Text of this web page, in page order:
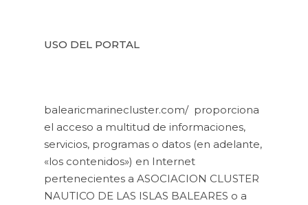
USO DEL PORTAL
balearicmarinecluster.com/ proporciona
el acceso a multitud de informaciones,
servicios, programas o datos (en adelante,
«los contenidos») en Internet
pertenecientes a ASOCIACION CLUSTER
NAUTICO DE LAS ISLAS BALEARES o a